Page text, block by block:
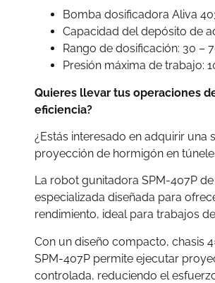
Bomba dosificadora Aliva
Capacidad del depósito de
Rango de dosificación: 30 –
Presión máxima de trabajo:
Quieres llevar tus operaciones
eficiencia?
¿Estás interesado en adquirir
proyección de hormigón en
La robot gunitadora SPM-407P
especializada diseñada para
rendimiento, ideal para trabajos
Con un diseño compacto, chasis
SPM-407P permite ejecutar
controlada, reduciendo el